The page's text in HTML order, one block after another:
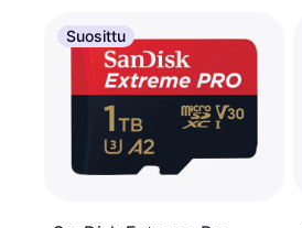
Suosittu